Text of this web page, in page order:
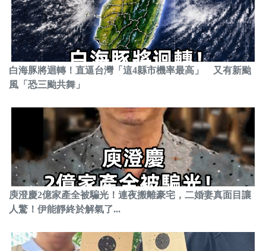
白海豚將迴轉！直逼台灣「這4縣市機率最高」 又有新颱
風「恐三颱共舞」
庾澄慶2億家產全被騙光！連夜搬離豪宅，二婚妻真面目讓
人驚！伊能靜終於解氣了...